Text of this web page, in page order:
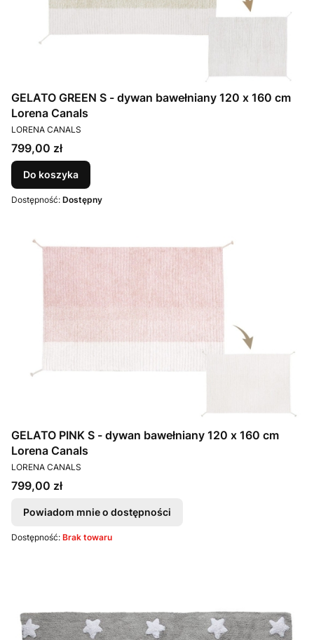
GELATO GREEN S - dywan bawełniany 120 x 160 cm
Lorena Canals
PRODUCENT
LORENA CANALS
Cena
799,00 zł
Do koszyka
Dostępność: Dostępny
GELATO PINK S - dywan bawełniany 120 x 160 cm
Lorena Canals
PRODUCENT
LORENA CANALS
Cena
799,00 zł
Powiadom mnie o dostępności
Dostępność: Brak towaru